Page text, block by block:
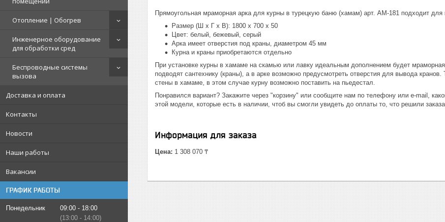
Отопление | Обогрев
Инженерное оборудование
для обработки сред
Беспроводные системы
вызова
Доставка и оплата
Контакты
Новости
Наши работы
Вакансии
ГРАФИК РАБОТЫ
Понедельник 09:00
18:00
13:00
14:00
Прямоугольная мраморная арка для курны в турецкую баню (хамам) арт. АМ-181 подходит
Размер (Ш х Г х В): 1800 х 700 х 50
Цвет: белый, бежевый, серый
Арка имеет отверстия под краны, диаметром 45 мм
Курна и краны приобретаются отдельно
При установке курны в хамаме на скамью или лавку идеальным дополнением будет
подводят сантехнику (краны), а в арке возможно предусмотреть отверстия для вывода
стены в хамаме, в этом случае курну возможно поставить на пьедестал.
Понравился вариант? Закажите через "корзину" или сообщите нам по телефону или e-mail,
этой модели, которые есть в наличии, чтоб вы смогли увидеть до оплаты то, что решили
Информация для заказа
Цена: 1 308 070 ₸